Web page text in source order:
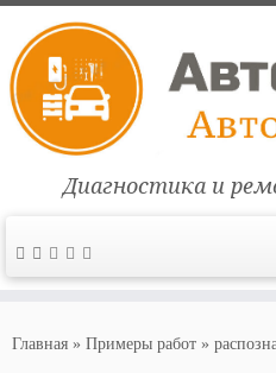
Диагностика и
Главная » Примеры работ »